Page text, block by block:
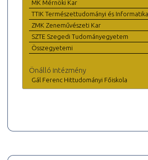
MK Mérnöki Kar
TTIK Természettudományi és
ZMK Zeneművészeti Kar
SZTE Szegedi Tudományegyetem
Összegyetemi
Önálló intézmény
Gál Ferenc Hittudományi Főiskola